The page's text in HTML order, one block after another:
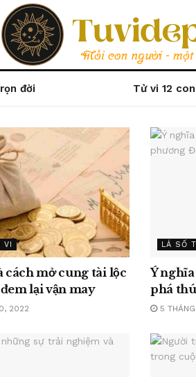
đời Tử vi 12
VI
cách mở cung tài lộc
lại vận may
2022
LÁ SỐ
Ý
phá
5